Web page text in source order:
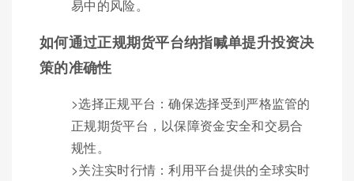
易中的风险。
如何通过正规期货平台纳指喊单提升投资决
策的准确性
>选择正规平台：确保选择受到严格监管的
正规期货平台，以保障资金安全和交易合
规性。
>关注实时行情：利用平台提供的全球实时